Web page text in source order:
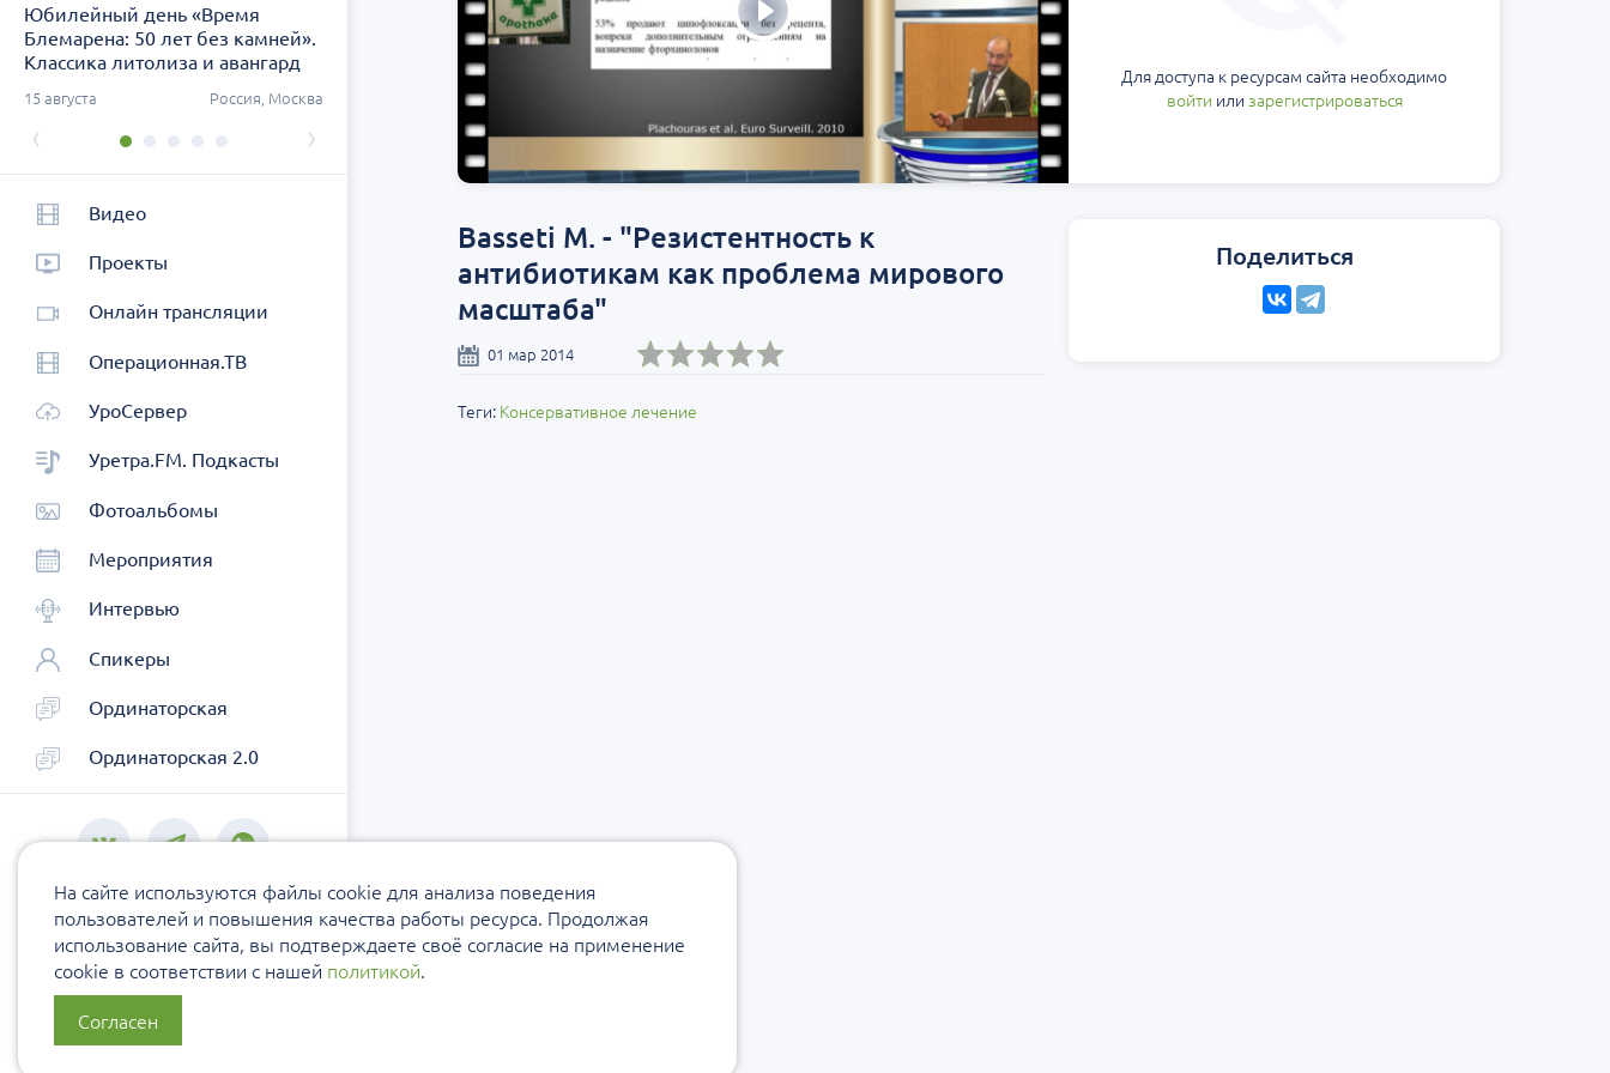
Юбилейный день «Время
Блемарена: 50 лет без камней».
Классика литолиза и авангард
Россия, Москва
15 августа
Заседание ДОК «АСПЕКТ»:
СЗФО. Актуальные вопросы
Россия, Санкт-Петербург
Научно-практическая
региональная интернет-
конференция «УроМикс»
Россия, Хабаровск
Научно-практическая
конференция «Урология на 360°.
Экосистема в частной
медицине»
Россия, Москва
04 сентября Россия, Екатеринбург
07 сентября
‹ ›
Видео
Проекты
Онлайн трансляции
Операционная.ТВ
УроСервер
Уретра.FM. Подкасты
Фотоальбомы
Мероприятия
Интервью
Спикеры
Ординаторская
Ординаторская 2.0
Для доступа к ресурсам сайта необходимо
войти или зарегистрироваться
Поделиться
Basseti M. - "Резистентность к
антибиотикам как проблема мирового
масштаба"
01 мар 2014
Теги: Консервативное лечение
На сайте используются файлы cookie для анализа поведения
пользователей и повышения качества работы ресурса. Продолжая
использование сайта, вы подтверждаете своё согласие на применение
cookie в соответствии с нашей политикой.
Согласен